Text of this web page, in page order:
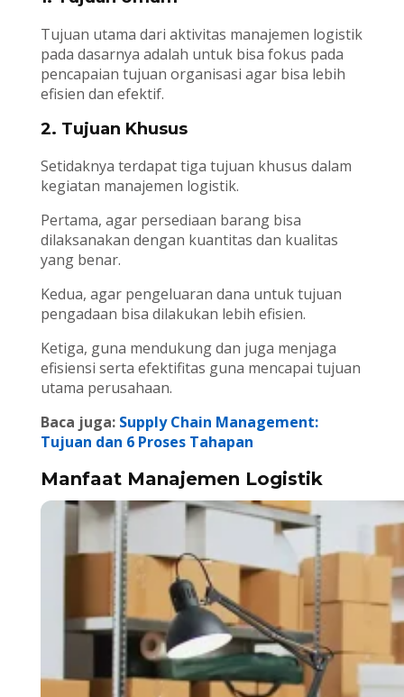
Tujuan utama dari aktivitas manajemen logistik
pada dasarnya adalah untuk bisa fokus pada
pencapaian tujuan organisasi agar bisa lebih
efisien dan efektif.
2. Tujuan Khusus
Setidaknya terdapat tiga tujuan khusus dalam
kegiatan manajemen logistik.
Pertama, agar persediaan barang bisa
dilaksanakan dengan kuantitas dan kualitas
yang benar.
Kedua, agar pengeluaran dana untuk tujuan
pengadaan bisa dilakukan lebih efisien.
Ketiga, guna mendukung dan juga menjaga
efisiensi serta efektifitas guna mencapai tujuan
utama perusahaan.
Baca juga: Supply Chain Management:
Tujuan dan 6 Proses Tahapan
Manfaat Manajemen Logistik